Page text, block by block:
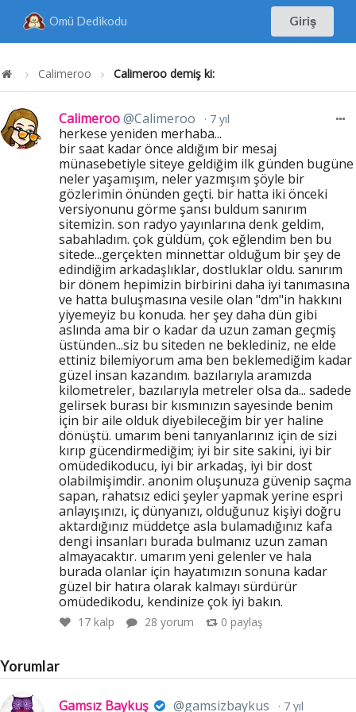
Omü Dedikodu Giriş
Calimeroo Calimeroo demiş ki:
Calimeroo@Calimeroo 7 yıl
herkese yeniden merhaba...
bir saat kadar önce aldığım bir mesaj
münasebetiyle siteye geldiğim ilk günden bugüne
neler yaşamışım, neler yazmışım şöyle bir
gözlerimin önünden geçti. bir hatta iki önceki
versiyonunu görme şansı buldum sanırım
sitemizin. son radyo yayınlarına denk geldim,
sabahladım. çok güldüm, çok eğlendim ben bu
sitede...gerçekten minnettar olduğum bir şey de
edindiğim arkadaşlıklar, dostluklar oldu. sanırım
bir dönem hepimizin birbirini daha iyi tanımasına
ve hatta buluşmasına vesile olan "dm"in hakkını
yiyemeyiz bu konuda. her şey daha dün gibi
aslında ama bir o kadar da uzun zaman geçmiş
üstünden...siz bu siteden ne beklediniz, ne elde
ettiniz bilemiyorum ama ben beklemediğim kadar
güzel insan kazandım. bazılarıyla aramızda
kilometreler, bazılarıyla metreler olsa da... sadede
gelirsek burası bir kısmınızın sayesinde benim
için bir aile olduk diyebileceğim bir yer haline
dönüştü. umarım beni tanıyanlarınız için de sizi
kırıp gücendirmediğim; iyi bir site sakini, iyi bir
omüdedikoducu, iyi bir arkadaş, iyi bir dost
olabilmişimdir. anonim oluşunuza güvenip saçma
sapan, rahatsız edici şeyler yapmak yerine espri
anlayışınızı, iç dünyanızı, olduğunuz kişiyi doğru
aktardığınız müddetçe asla bulamadığınız kafa
dengi insanları burada bulmanız uzun zaman
almayacaktır. umarım yeni gelenler ve hala
burada olanlar için hayatımızın sonuna kadar
güzel bir hatıra olarak kalmayı sürdürür
omüdedikodu, kendinize çok iyi bakın.
17kalp 28 yorum 0 paylaş
Yorumlar
Gamsız Baykuş @gamsizbaykus 7 yıl